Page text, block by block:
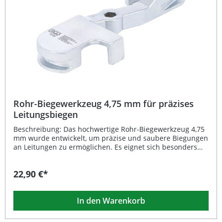
Komponenten-Griff und Klemmbacken, mit Sichtbohrung
Bördelschraube (DIN F) 4,75 mm Bördelschraube (DIN F) 5
und 6 mm Anschlagschraube Bördelfett
Rohr-Biegewerkzeug 4,75 mm für präzises
Leitungsbiegen
Beschreibung: Das hochwertige Rohr-Biegewerkzeug 4,75
mm wurde entwickelt, um präzise und saubere Biegungen
an Leitungen zu ermöglichen. Es eignet sich besonders
bietet das Werkzeug eine hohe Langlebigkeit und
Sechskantantrieb lässt sich das Werkzeug sicher halten
und leicht drehen, um gleichmäßige Biegungen zu
erzielen. Es ist sowohl für professionelle Anwender in der
Werkstatt als auch für ambitionierte Heimwerker geeignet.
22,90 €*
In den Warenkorb